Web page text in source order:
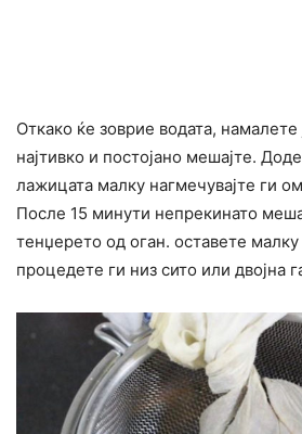
Откако ќе зоврие водата, намалете
најтивко и постојано мешајте.
лажицата малку нагмечувајте ги
После 15 минути непрекинато
тенџерето од оган. оставете
процедете ги низ сито или двојна